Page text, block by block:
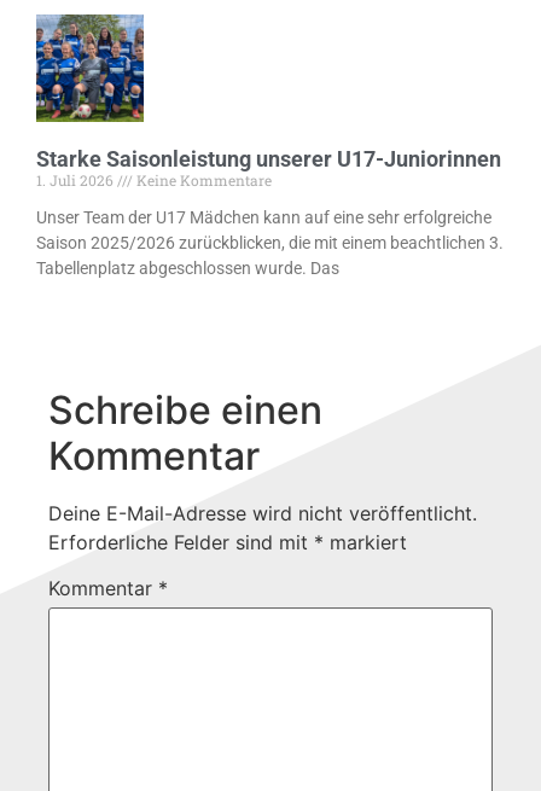
Starke Saisonleistung unserer U17-Juniorinnen
1. Juli 2026
Keine Kommentare
Unser Team der U17 Mädchen kann auf eine sehr erfolgreiche
Saison 2025/2026 zurückblicken, die mit einem beachtlichen 3.
Tabellenplatz abgeschlossen wurde. Das
Schreibe einen
Kommentar
Deine E-Mail-Adresse wird nicht veröffentlicht.
Erforderliche Felder sind mit * markiert
Kommentar *